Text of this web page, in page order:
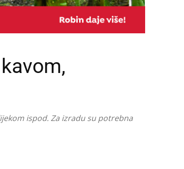
ispod. Za izradu su potrebna